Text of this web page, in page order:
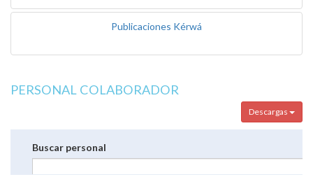
Publicaciones Kérwá
PERSONAL COLABORADOR
Descargas
Buscar personal